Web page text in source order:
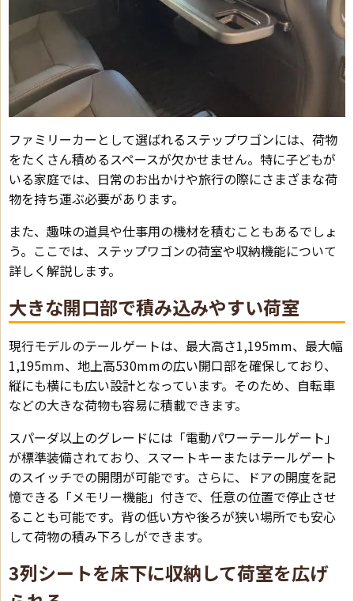
ファミリーカーとして選ばれるステップワゴンには、荷物
をたくさん積めるスペースが欠かせません。特に子どもが
いる家庭では、日常のお出かけや旅行の際にさまざまな荷
物を持ち運ぶ必要があります。
また、趣味の道具や仕事用の機材を積むこともあるでしょ
う。ここでは、ステップワゴンの荷室や収納機能について
詳しく解説します。
大きな開口部で積み込みやすい荷室
現行モデルのテールゲートは、最大高さ1,195mm、最大幅
1,195mm、地上高530mmの広い開口部を確保しており、
縦にも横にも広い設計となっています。そのため、自転車
などの大きな荷物も容易に積載できます。
スパーダ以上のグレードには「電動パワーテールゲート」
が標準装備されており、スマートキーまたはテールゲート
のスイッチでの開閉が可能です。さらに、ドアの開度を記
憶できる「メモリー機能」付きで、任意の位置で停止させ
ることも可能です。背の低い方や後ろが狭い場所でも安心
して荷物の積み下ろしができます。
3列シートを床下に収納して荷室を広げ